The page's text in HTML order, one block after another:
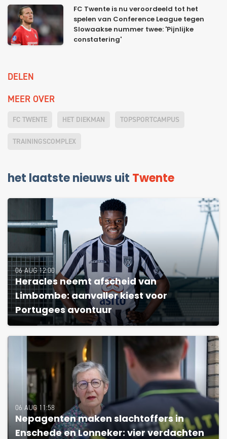
FC Twente is nu veroordeeld tot het
spelen van Conference League tegen
Slowaakse nummer twee: 'Pijnlijke
constatering'
DELEN
MEER OVER
FC TWENTE HET DIEKMAN TOPSPORTCAMPUS
TRAININGSCOMPLEX
het laatste nieuws uit Twente
06 AUG 12:00
Heracles neemt afscheid van
Limbombe: aanvaller kiest voor
Portugees avontuur
06 AUG 11:58
Nepagenten maken slachtoffers in
Enschede en Lonneker: vier verdachten